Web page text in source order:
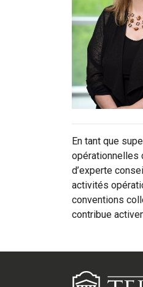
En tant que
opérationnelles
d’experte
activités
conventions
contribue